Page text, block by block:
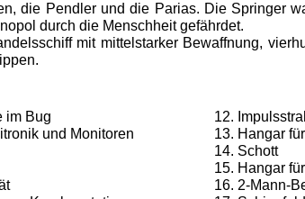
die Pendler und die Parias. Die Springer
durch die Menschheit gefährdet.
mit mittelstarker Bewaffnung,
im Bug
und Moni­toren
Hangar
Schott
Hangar
2-Mann-